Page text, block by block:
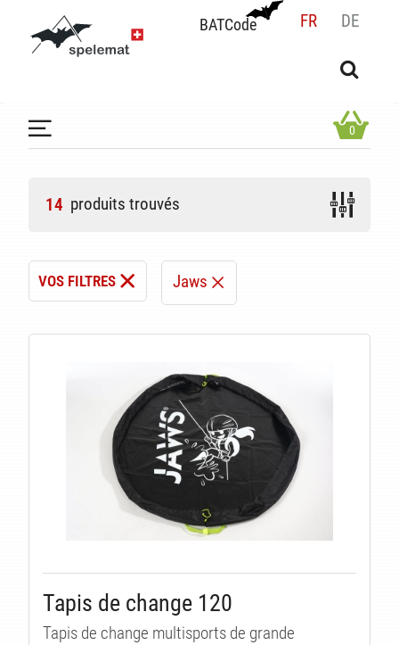
BATCode FR DE
BATCode
OK
0
14 produits trouvés
VOS FILTRES Jaws
Tapis de change 120
Tapis de change multisports de grande